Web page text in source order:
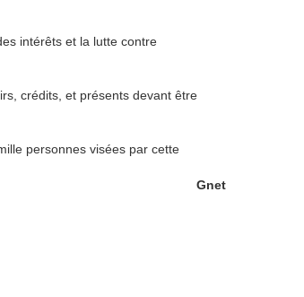
intérêts et la lutte contre
crédits, et présents devant être
personnes visées par cette
Gnet